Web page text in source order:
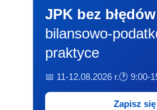
JPK bez błędów
bilansowo-
praktyce
📅 11-12.08.2026 r.🕐 9:00-
Zapisz się